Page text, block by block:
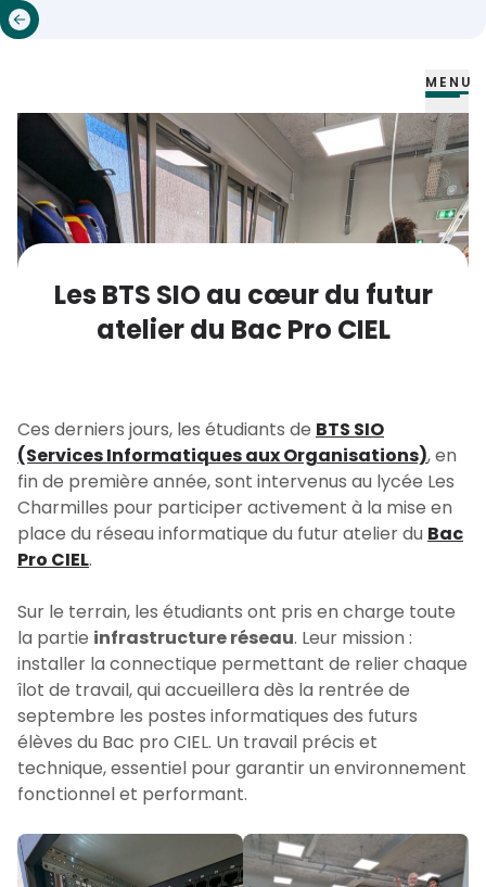
MENU
Les BTS SIO au cœur du futur
atelier du Bac Pro CIEL
Ces derniers jours, les étudiants de BTS SIO
(Services Informatiques aux Organisations), en
fin de première année, sont intervenus au lycée Les
Charmilles pour participer activement à la mise en
place du réseau informatique du futur atelier du Bac
Pro CIEL.
Sur le terrain, les étudiants ont pris en charge toute
la partie infrastructure réseau. Leur mission :
installer la connectique permettant de relier chaque
îlot de travail, qui accueillera dès la rentrée de
septembre les postes informatiques des futurs
élèves du Bac pro CIEL. Un travail précis et
technique, essentiel pour garantir un environnement
fonctionnel et performant.